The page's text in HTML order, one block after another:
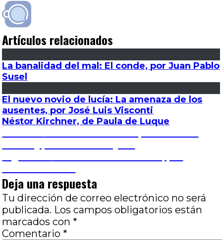
Artículos relacionados
La banalidad del mal: El conde, por Juan Pablo
Susel
El nuevo novio de lucía: La amenaza de los
ausentes, por José Luis Visconti
Néstor Kirchner, de Paula de Luque
Navegación
de
entradas
Deja una respuesta
Tu dirección de correo electrónico no será
publicada. Los campos obligatorios están
marcados con *
Comentario *